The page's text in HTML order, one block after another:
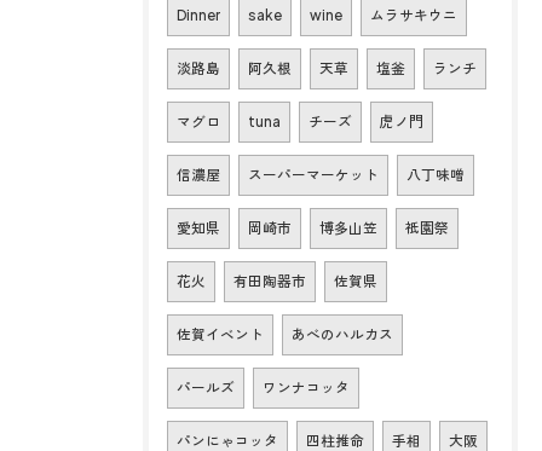
Dinner sake wine ムラサキウニ
淡路島 阿久根 天草 塩釜 ランチ
マグロ tuna チーズ 虎ノ門
信濃屋 スーパーマーケット 八丁味噌
愛知県 岡崎市 博多山笠 祇園祭
花火 有田陶器市 佐賀県
佐賀イベント あべのハルカス
パールズ ワンナコッタ
パンにゃコッタ 四柱推命 手相 大阪